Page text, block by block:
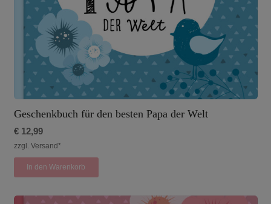
Geschenkbuch für den besten Papa der Welt
€12,99
zzgl. Versand*
In den Warenkorb